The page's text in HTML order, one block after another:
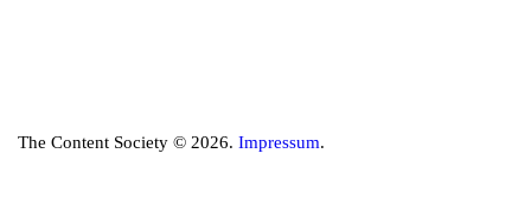
The Content Society © 2026. Impressum.